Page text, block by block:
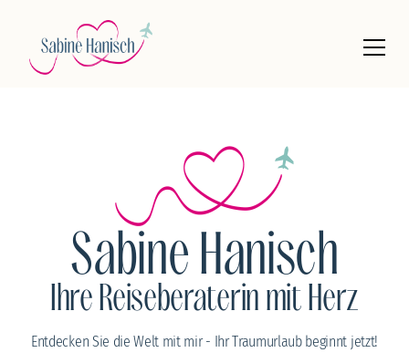
Sabine Hanisch
Ihre Reiseberaterin mit Herz
Entdecken Sie die Welt mit mir - Ihr Traumurlaub beginnt jetzt!